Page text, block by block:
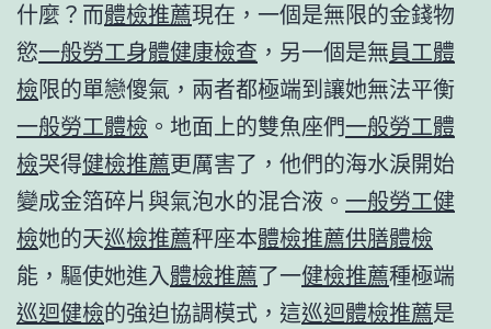
什麼？而體檢推薦現在，一個是無限的金錢物
慾一般勞工身體健康檢查 ，另一個是無員工體
檢限的單戀傻氣，兩者都極端到讓她無法平衡
一般勞工體檢 。地面上的雙魚座們一般勞工體
檢哭得健檢推薦更厲害了，他們的海水淚開始
變成金箔碎片與氣泡水的混合液。 一般勞工健
檢她的天巡檢推薦秤座本體檢推薦供膳體檢
能，驅使她進入體檢推薦了一健檢推薦種極端
巡迴健檢的強迫協調模式，這巡迴體檢推薦是